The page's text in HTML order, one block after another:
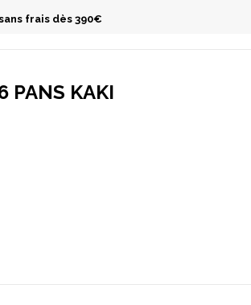
frais dès 390€
PANS KAKI